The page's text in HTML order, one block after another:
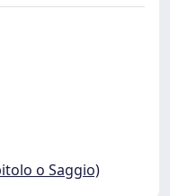
o Saggio)